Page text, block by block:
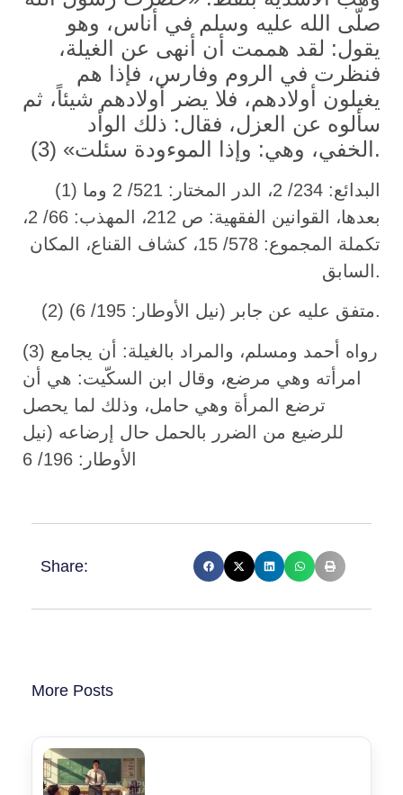
صلّى الله عليه وسلم في أناس، وهو
يقول: لقد هممت أن أنهى عن الغيلة،
فنظرت في الروم وفارس، فإذا هم
يغيلون أولادهم، فلا يضر أولادهم شيئاً، ثم
سألوه عن العزل، فقال: ذلك الوأد
الخفي، وهي: وإذا الموءودة سئلت» (3).
(1) البدائع: 234/ 2، الدر المختار: 521/ 2 وما
بعدها، القوانين الفقهية: ص 212، المهذب: 66/ 2،
تكملة المجموع: 578/ 15، كشاف القناع، المكان
السابق.
(2) متفق عليه عن جابر (نيل الأوطار: 195/ 6).
(3) رواه أحمد ومسلم، والمراد بالغيلة: أن يجامع
امرأته وهي مرضع، وقال ابن السكّيت: هي أن
ترضع المرأة وهي حامل، وذلك لما يحصل
للرضيع من الضرر بالحمل حال إرضاعه (نيل
الأوطار: 196/ 6
Share:
More Posts